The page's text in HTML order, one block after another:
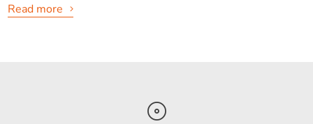
Upholstered
Read more